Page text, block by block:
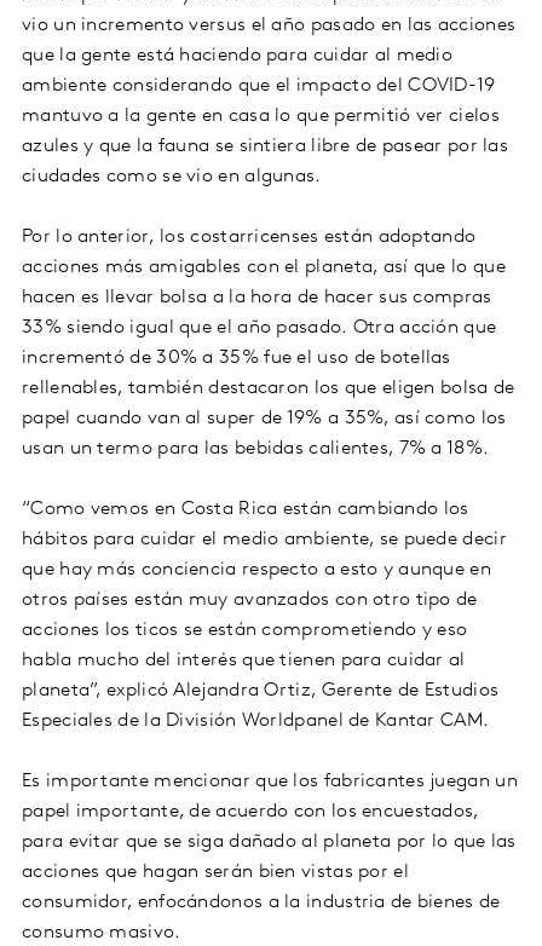
vio un incremento versus el año pasado en las acciones
que la gente está haciendo para cuidar al medio
ambiente considerando que el impacto del COVID-19
mantuvo a la gente en casa lo que permitió ver cielos
azules y que la fauna se sintiera libre de pasear por las
ciudades como se vio en algunas.
Por lo anterior, los costarricenses están adoptando
acciones más amigables con el planeta, así que lo que
hacen es llevar bolsa a la hora de hacer sus compras
33% siendo igual que el año pasado. Otra acción que
incrementó de 30% a 35% fue el uso de botellas
rellenables, también destacaron los que eligen bolsa de
papel cuando van al super de 19% a 35%, así como los
usan un termo para las bebidas calientes, 7% a 18%.
“Como vemos en Costa Rica están cambiando los
hábitos para cuidar el medio ambiente, se puede decir
que hay más conciencia respecto a esto y aunque en
otros países están muy avanzados con otro tipo de
acciones los ticos se están comprometiendo y eso
habla mucho del interés que tienen para cuidar al
planeta”, explicó Alejandra Ortiz, Gerente de Estudios
Especiales de la División Worldpanel de Kantar CAM.
Es importante mencionar que los fabricantes juegan un
papel importante, de acuerdo con los encuestados,
para evitar que se siga dañado al planeta por lo que las
acciones que hagan serán bien vistas por el
consumidor, enfocándonos a la industria de bienes de
consumo masivo.